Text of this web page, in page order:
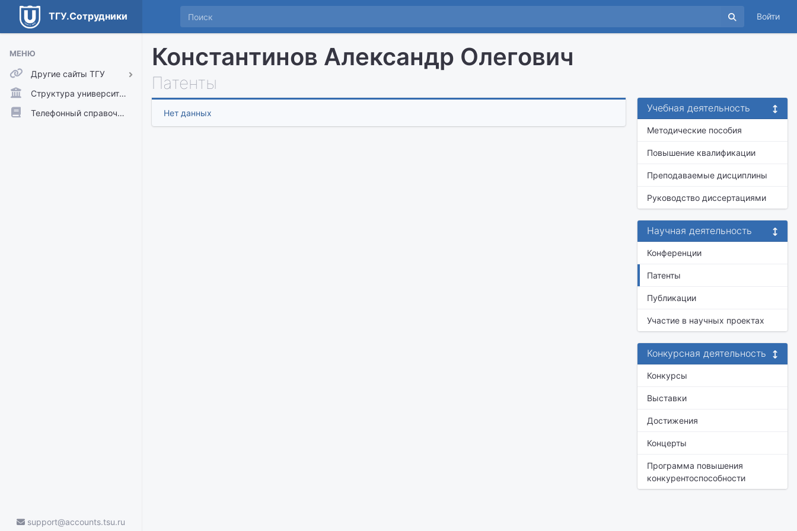
ТГУ.Сотрудники Войти
МЕНЮ
Другие сайты ТГУ
ТГУ.Аккаунты
ТГУ.Расписание
Структура университета
Телефонный справочник
support@accounts.tsu.ru
Константинов Александр Олегович
Патенты
Нет данных Учебная деятельность
Методические пособия
Повышение квалификации
Преподаваемые дисциплины
Руководство диссертациями
Научная деятельность
Конференции
Патенты
Публикации
Участие в научных проектах
Конкурсная деятельность
Конкурсы
Выставки
Достижения
Концерты
Программа повышения
конкурентоспособности